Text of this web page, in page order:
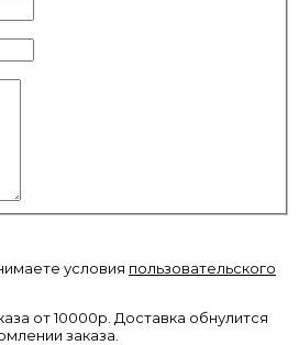
условия пользовательского
от 10000р. Доставка обнулится
заказа.